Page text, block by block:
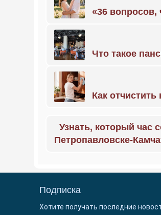
«36 вопросов,
Что такое
Как
Узнать, который час
Петропавловске-
Подписка
Хотите получать последние